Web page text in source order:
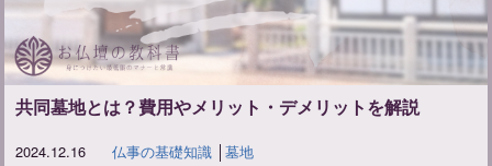
共同墓地とは？費用やメリット・デメリットを解説
2024.12.16 仏事の基礎知識│ 墓地